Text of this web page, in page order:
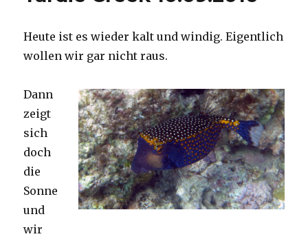
Heute ist es wieder kalt und windig. Eigentlich
wollen wir gar nicht raus.
Dann
zeigt
sich
doch
die
Sonne
und
wir